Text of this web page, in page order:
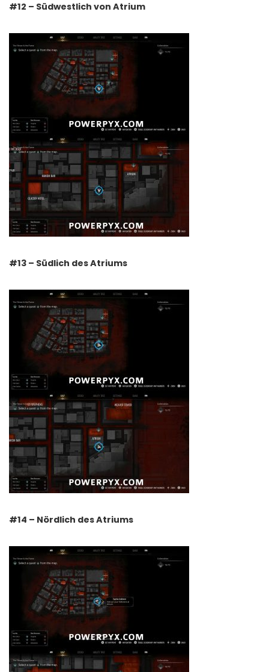
#12 – Südwestlich von Atrium
#13 – Südlich des Atriums
#14 – Nördlich des Atriums